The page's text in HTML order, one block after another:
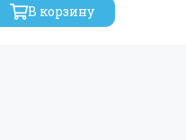
В корзину